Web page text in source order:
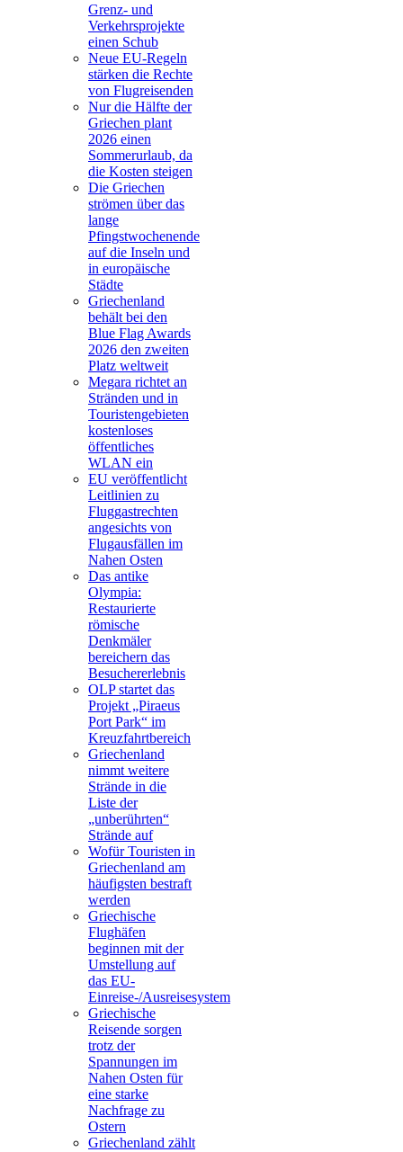
Grenz- und
Verkehrsprojekte
einen Schub
Neue EU-Regeln
stärken die Rechte
von Flugreisenden
Nur die Hälfte der
Griechen plant
2026 einen
Sommerurlaub, da
die Kosten steigen
Die Griechen
strömen über das
lange
Pfingstwochenende
auf die Inseln und
in europäische
Städte
Griechenland
behält bei den
Blue Flag Awards
2026 den zweiten
Platz weltweit
Megara richtet an
Stränden und in
Touristengebieten
kostenloses
öffentliches
WLAN ein
EU veröffentlicht
Leitlinien zu
Fluggastrechten
angesichts von
Flugausfällen im
Nahen Osten
Das antike
Olympia:
Restaurierte
römische
Denkmäler
bereichern das
Besuchererlebnis
OLP startet das
Projekt „Piraeus
Port Park“ im
Kreuzfahrtbereich
Griechenland
nimmt weitere
Strände in die
Liste der
„unberührten“
Strände auf
Wofür Touristen in
Griechenland am
häufigsten bestraft
werden
Griechische
Flughäfen
beginnen mit der
Umstellung auf
das EU-
Einreise-/Ausreisesystem
Griechische
Reisende sorgen
trotz der
Spannungen im
Nahen Osten für
eine starke
Nachfrage zu
Ostern
Griechenland zählt